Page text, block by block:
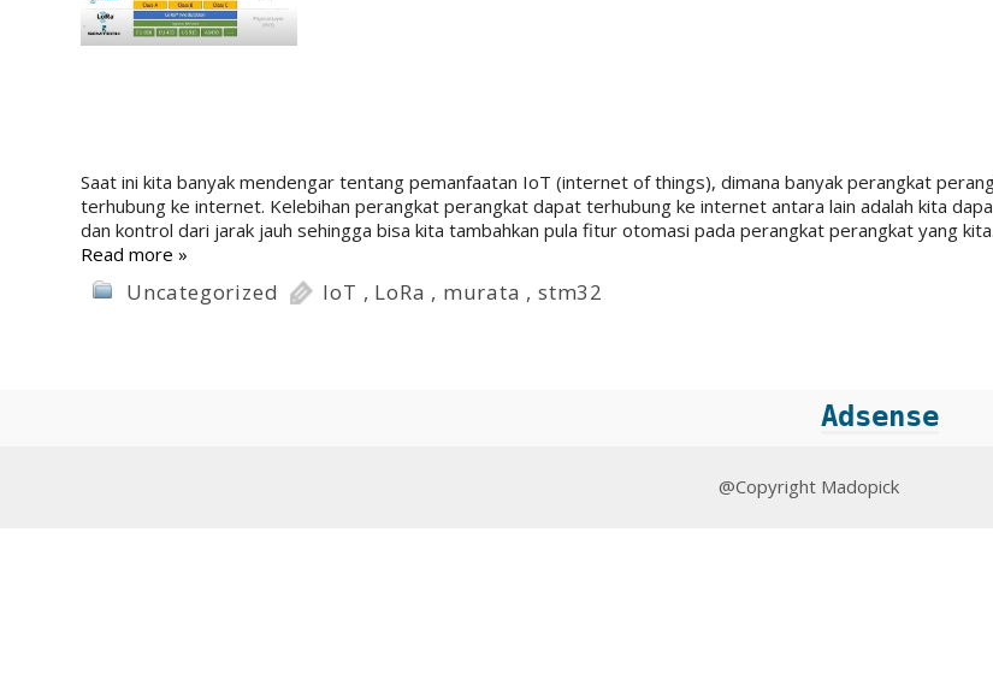
Saat ini kita banyak mendengar tentang pemanfaatan IoT (internet of things), dimana banyak perangkat
terhubung ke internet. Kelebihan perangkat perangkat dapat terhubung ke internet antara lain adalah kita
dan kontrol dari jarak jauh sehingga bisa kita tambahkan pula fitur otomasi pada perangkat perangkat yang
Read more »
Uncategorized IoT , LoRa , murata ,stm32
Adsense
@Copyright Madopick